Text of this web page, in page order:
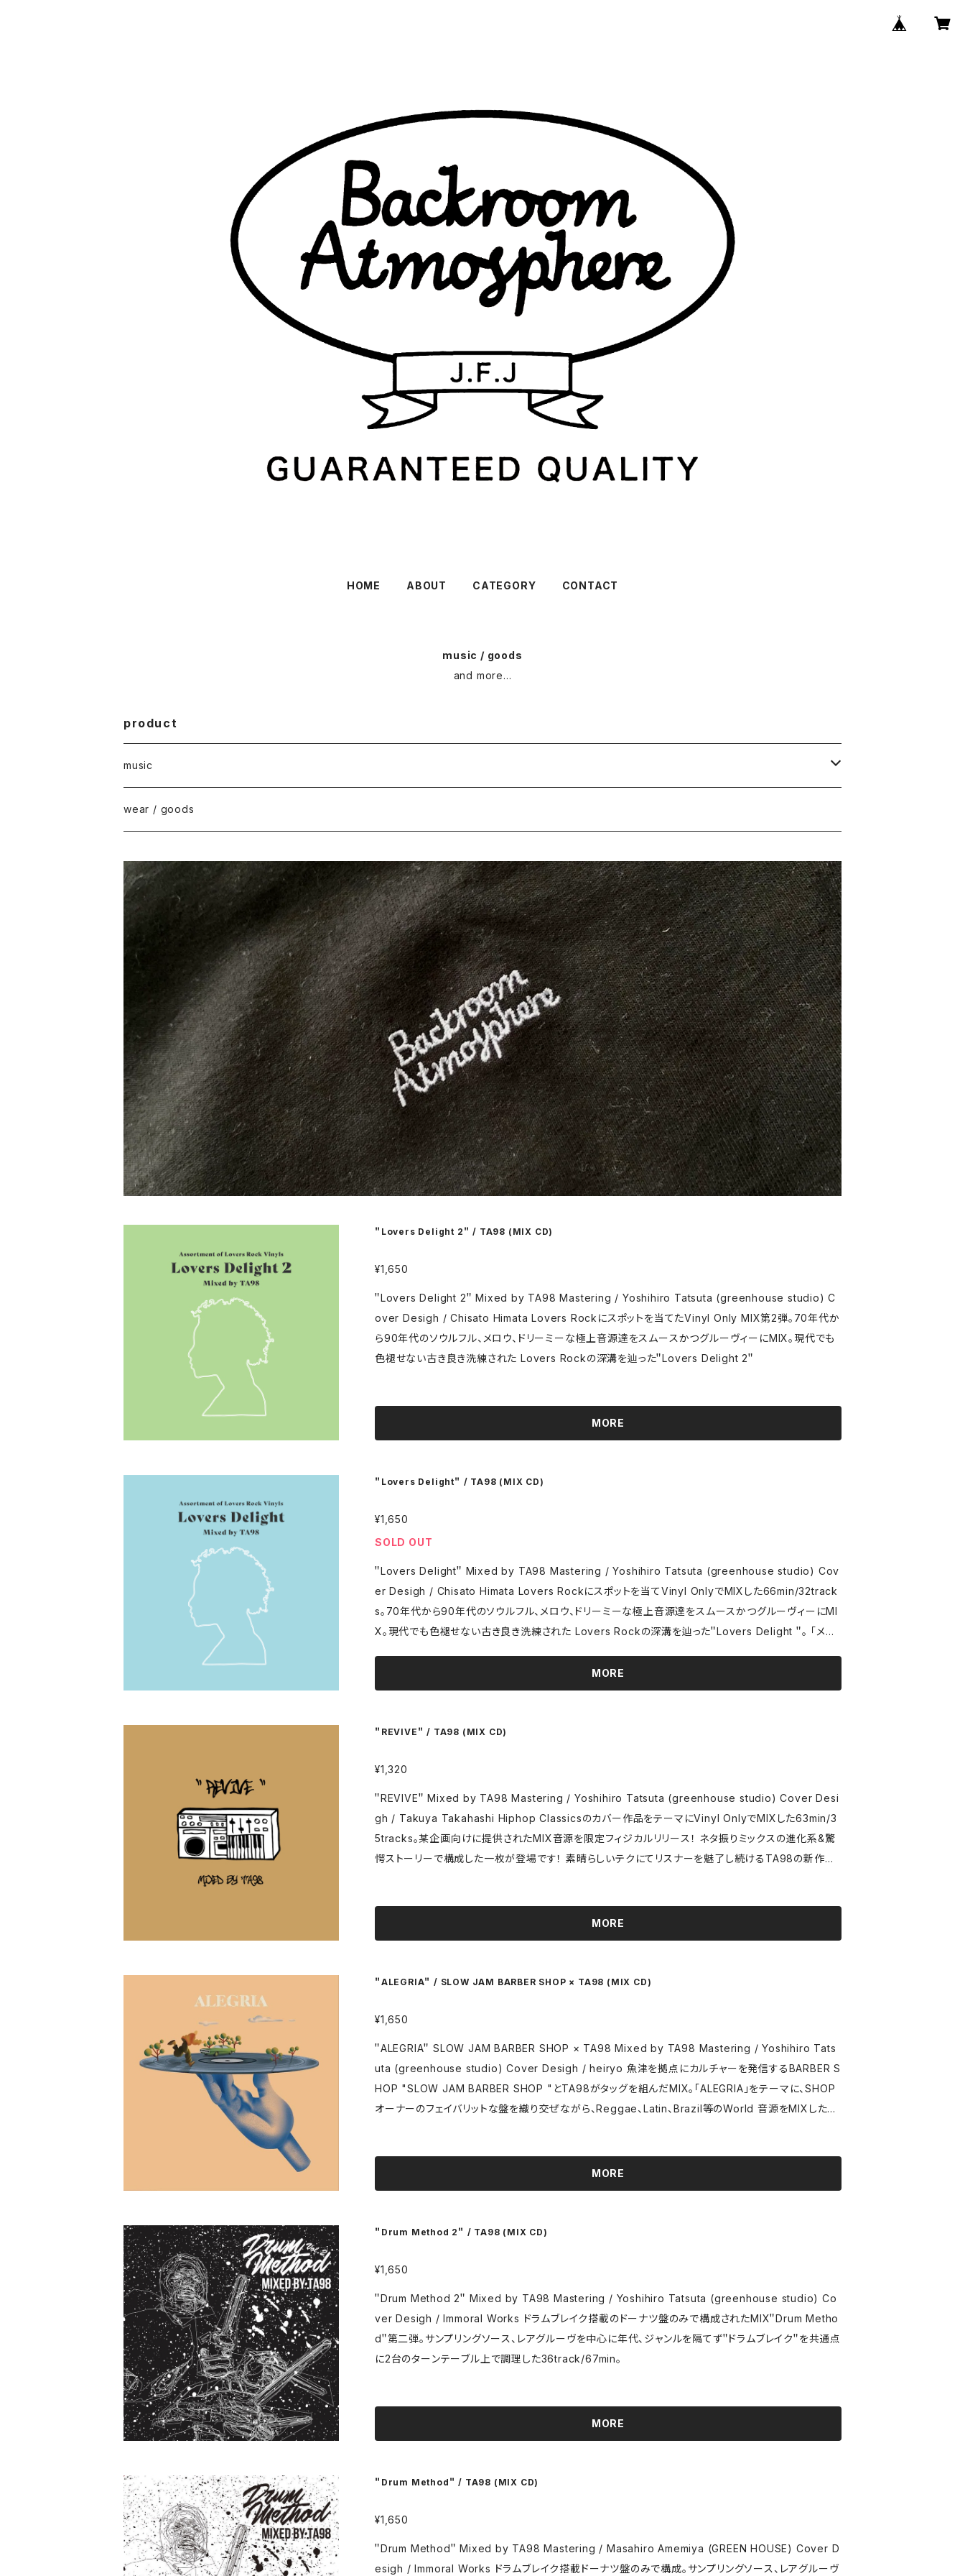
HOME ABOUT CATEGORY CONTACT
music / goods
and more...
product
music
vinyl
wear / goods
＂Lovers Delight 2＂ / TA98 (MIX CD)
¥1,650
＂Lovers Delight 2＂ Mixed by TA98 Mastering / Yoshihiro Tatsuta (greenhouse studio) C
over Desigh / Chisato Himata Lovers Rockにスポットを当てたVinyl Only MIX第2弾。70年代か
ら90年代のソウルフル、メロウ、ドリーミーな極上音源達をスムースかつグルーヴィーにMIX。現代でも
色褪せない古き良き洗練された Lovers Rockの深溝を辿った＂Lovers Delight 2＂
MORE
＂Lovers Delight＂ / TA98 (MIX CD)
¥1,650
SOLD OUT
＂Lovers Delight＂ Mixed by TA98 Mastering / Yoshihiro Tatsuta (greenhouse studio) Cov
er Desigh / Chisato Himata Lovers Rockにスポットを当てVinyl OnlyでMIXした66min/32track
s。70年代から90年代のソウルフル、メロウ、ドリーミーな極上音源達をスムースかつグルーヴィーにMI
X。現代でも色褪せない古き良き洗練された Lovers Rockの深溝を辿った＂Lovers Delight ＂。 「メシ
リリースにこだわるTA98の新しい一手＂Lovers Delight＂。ロンドンで育まれたレゲエのラブソング達「L
overs Rock」がテーマとのことで、前作＂Sweet Shot＂シリーズでもみせた「甘さをも刺激的にさせる」
ココナッツの甘さを漂わせる。D-ROY、ARIWA、ITALの極上のリディムがスムーズに繋がれていく中、＂F
るとは...」。＂On A Crowded Street＂を彷彿させるリフが印象的な哀愁ダブを経由するセンスもさす
が。終盤の奇跡のラヴァーズ＂Oh What A Night＂は今は亡き友人との思い出深い一曲。昔この盤を店頭
で奨めてくれた彼を偲びながらも、こんな曲を入れてくるTA98の広い知識に改めて驚かされる。ミック
スのスキルが甘さと交差した、かつて聴いたことのないラヴァーズのミックス。カレーを食べ終えたら海
まで車を走らせよう。＂Lovers Delight＂を携えて。 Satoshi Ikeda (Suck Me Jazz) https://soundc
MORE
＂REVIVE＂ / TA98 (MIX CD)
¥1,320
＂REVIVE＂ Mixed by TA98 Mastering / Yoshihiro Tatsuta (greenhouse studio) Cover Desi
gh / Takuya Takahashi Hiphop Classicsのカバー作品をテーマにVinyl OnlyでMIXした63min/3
5tracks。某企画向けに提供されたMIX音源を限定フィジカルリリース！ ネタ振りミックスの進化系&驚
愕ストーリーで構成した一枚が登場です！ 素晴らしいテクにてリスナーを魅了し続けるTA98の新作は、
そうで実際に無かったコンセプトの選盤ながら奥に潜んだアーティスト繋がりやプロデューサー繋がり
などギミック、スキルも勿論素晴らしいですが、特に注目すべきは“TA98 氏の手掛ける全てのCD自体が
りと回収してます。テクニックもヤバければストーリーもヤバい！という事は全てのTA98作品をコンプし
べきです。前作はレーベル在庫即完売となってしまいましたので直ぐの購入をオススメします！ Text by
MORE
＂ALEGRIA＂ / SLOW JAM BARBER SHOP × TA98 (MIX CD)
¥1,650
＂ALEGRIA＂ SLOW JAM BARBER SHOP × TA98 Mixed by TA98 Mastering / Yoshihiro Tats
uta (greenhouse studio) Cover Desigh / heiryo 魚津を拠点にカルチャーを発信するBARBER S
HOP "SLOW JAM BARBER SHOP "とTA98がタッグを組んだMIX。「ALEGRIA」をテーマに、SHOP
オーナーのフェイバリットな盤を織り交ぜながら、Reggae、Latin、Brazil等のWorld 音源をMIXした60
続け、「カッコいいとは何か」を常に研究。理容店として様々な音楽パーティへのPOP UP参加や、Party
「Slow Burnin'」のオーガナイズ、またKENT自身DJとしてもレコードをプレイするなど活動の幅を広げ
わないがフィルターは常にHIPHOP。収集したレコードとターンテーブリズムを武器に独自のグルーヴを
様々なアーティストを招聘。国内のみならず海外でのDJingに加え、定期的なMIX音源のリリース、スク
MORE
＂Drum Method 2＂ / TA98 (MIX CD)
¥1,650
＂Drum Method 2＂ Mixed by TA98 Mastering / Yoshihiro Tatsuta (greenhouse studio) Co
ver Desigh / Immoral Works ドラムブレイク搭載のドーナツ盤のみで構成されたMIX＂Drum Metho
d＂第二弾。サンプリングソース、レアグルーヴを中心に年代、ジャンルを隔てず＂ドラムブレイク＂を共通点
に2台のターンテーブル上で調理した36track/67min。
MORE
＂Drum Method＂ / TA98 (MIX CD)
¥1,650
＂Drum Method＂ Mixed by TA98 Mastering / Masahiro Amemiya (GREEN HOUSE) Cover D
esigh / Immoral Works ドラムブレイク搭載ドーナツ盤のみで構成。サンプリングソース、レアグルーヴ